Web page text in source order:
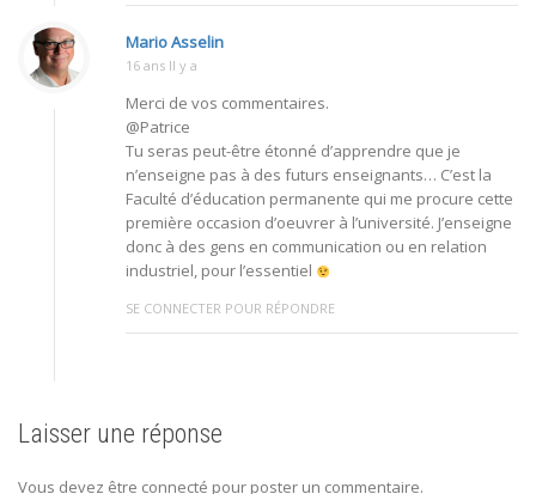
Mario Asselin
16 ans Il y a
Merci de vos commentaires.
@Patrice
Tu seras peut-être étonné d’apprendre que je
n’enseigne pas à des futurs enseignants… C’est la
Faculté d’éducation permanente qui me procure cette
première occasion d’oeuvrer à l’université. J’enseigne
donc à des gens en communication ou en relation
industriel, pour l’essentiel
SE CONNECTER POUR RÉPONDRE
Laisser une réponse
Vous devez être connecté pour poster un commentaire.